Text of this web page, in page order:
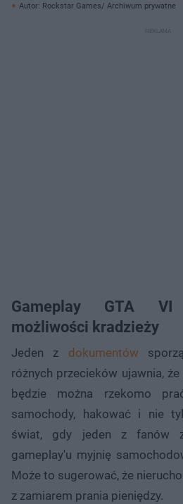
Autor: Rockstar Games/ Archiwum prywatne
Gameplay GTA
możliwości kradzieży
Jeden z dokumentów
różnych przecieków ujawnia,
będzie można rzekomo
samochody, hakować i nie
świat, gdy jeden z fanów
gameplay'u myjnię
Może to sugerować, że
z zamiarem prania pieniędzy.